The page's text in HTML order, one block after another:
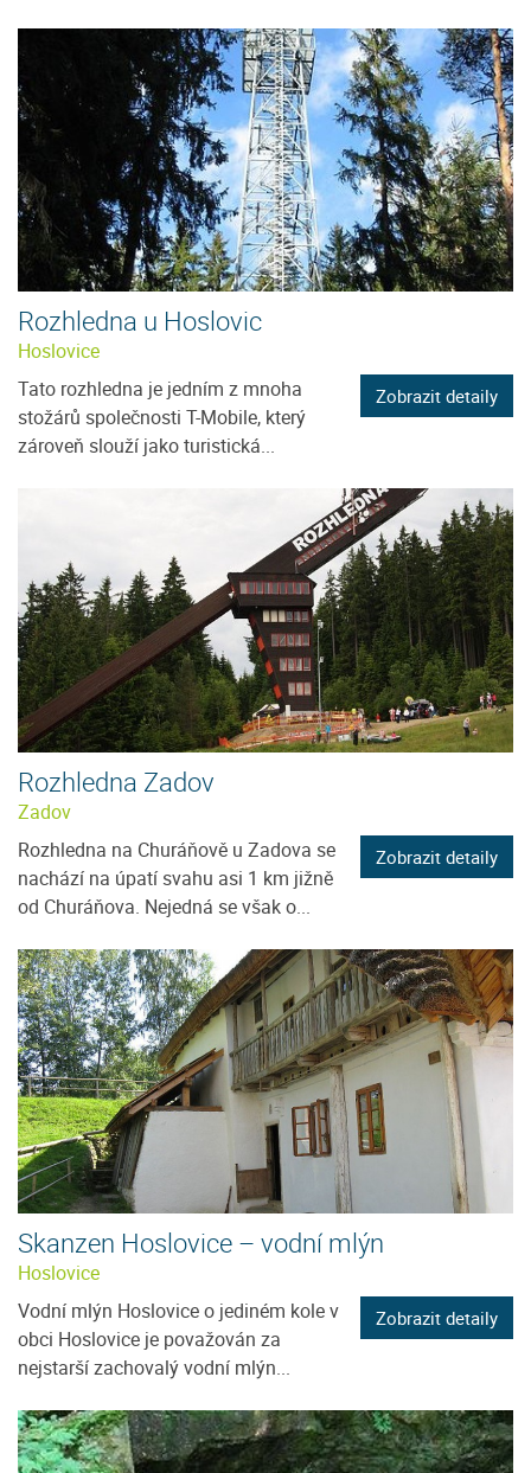
Rozhledna u Hoslovic
Hoslovice
Tato rozhledna je jedním z mnoha
stožárů společnosti T-Mobile, který
zároveň slouží jako turistická...
Zobrazit detaily
Rozhledna Zadov
Zadov
Rozhledna na Churáňově u Zadova se
nachází na úpatí svahu asi 1 km jižně
od Churáňova. Nejedná se však o...
Zobrazit detaily
Skanzen Hoslovice – vodní mlýn
Hoslovice
Vodní mlýn Hoslovice o jediném kole v
obci Hoslovice je považován za
nejstarší zachovalý vodní mlýn...
Zobrazit detaily